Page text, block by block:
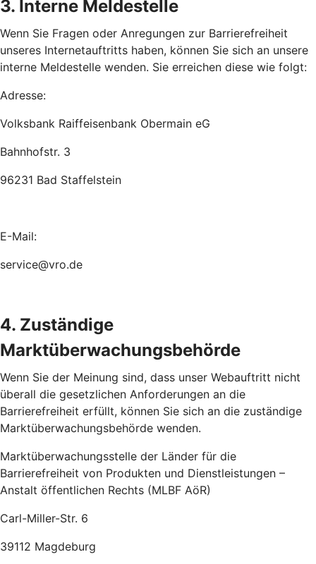
3. Interne Meldestelle
Wenn Sie Fragen oder Anregungen zur Barrierefreiheit
unseres Internetauftritts haben, können Sie sich an unsere
interne Meldestelle wenden. Sie erreichen diese wie folgt:
Adresse:
Volksbank Raiffeisenbank Obermain eG
Bahnhofstr. 3
96231 Bad Staffelstein
E-Mail:
service@vro.de
4. Zuständige
Marktüberwachungsbehörde
Wenn Sie der Meinung sind, dass unser Webauftritt nicht
überall die gesetzlichen Anforderungen an die
Barrierefreiheit erfüllt, können Sie sich an die zuständige
Marktüberwachungsbehörde wenden.
Marktüberwachungsstelle der Länder für die
Barrierefreiheit von Produkten und Dienstleistungen –
Anstalt öffentlichen Rechts (MLBF AöR)
Carl-Miller-Str. 6
39112 Magdeburg